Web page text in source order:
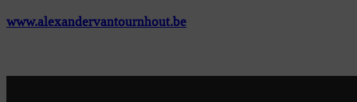
www.alexandervantournhout.be